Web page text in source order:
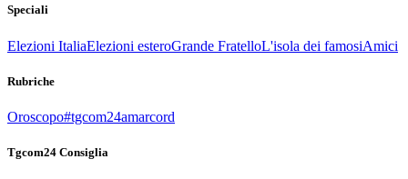
Speciali
Elezioni ItaliaElezioni esteroGrande FratelloL'isola dei famosiAmici
Rubriche
Oroscopo#tgcom24amarcord
Tgcom24 Consiglia